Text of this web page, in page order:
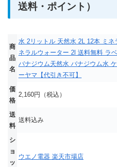
送料・ポイント）
商
品
名
水 2リットル 天然水 2L 12本 ミネ
ネラルウォーター 2l 送料無料 ラ
バナジウム天然水 バナジウム水
ーヤマ【代引き不可】
価
格
2,160円（税込）
送
料
送料込み
シ
ョ
ッ
ウエノ電器 楽天市場店